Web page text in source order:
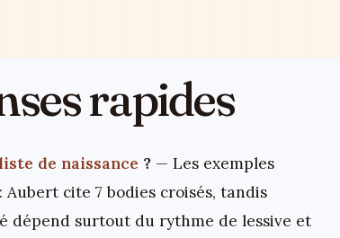
rapides
de naissance ? — Les exemples
cite 7 bodies croisés, tandis
dépend surtout du rythme de lessive et